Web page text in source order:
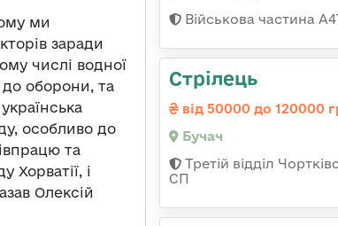
ми
заради
числі водної
до оборони, та
особливо до
та
Хорватії, і
Олексій
Військова частина
Стрілець
від 50000 до 120000
Бучач
Третій відділ
СП